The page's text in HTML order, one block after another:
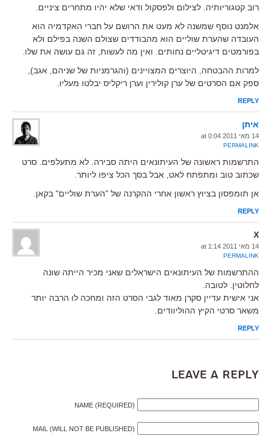
רוב קטגוריותיה. לצילום ולפסקול ודאי שלא יהיו מתחרים ציניים.
אלמנט נוסף שמשנה לא מעט את הרושם על חברי האקדמיה הוא
העובדה שהערת שוליים הוא מהבודדים שצולם השנה בפילם ולא
בפורמטים דיגיטליים נחותים. ואין מה לעשות, זה גם עושה את שלו.
למרות ההבטחה, היוצרים המצויינים (והגרמניות של שניהם, אגב),
ספק אם הסרטים של ערן קולירין וערן ריקליס יבלטו מעליו.
REPLY
איתן
14 מאי 2011 at 0:04
PERMALINK
התרשמות ראשונה של העיתונאים היתה סבירה. לא מתעלפים. סרט
שכתוב טוב ומתפתח לאט, אבל בסך הכל ציפו ליותר.
אן תומפסון בציוץ ראשון אחרי ההקרנה של "הערת שוליים" בקאן.
REPLY
X
14 מאי 2011 at 1:14
PERMALINK
ההתרשמות של העיתונאים הישראלים שאני מכיר הייתה שונה
לחלוטין. לטובה.
אני אישית עדיין סקרן מאוד לגבי הסרט הזה ומחכה לו הרבה יותר
משאר סרטי הקיץ ההוליוודים.
REPLY
Leave a Reply
NAME (REQUIRED)
MAIL (WILL NOT BE PUBLISHED)